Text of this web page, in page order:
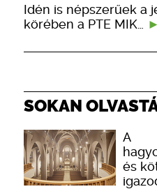
Idén is népszerűek a
körében a PTE MIK…
SOKAN
A
és